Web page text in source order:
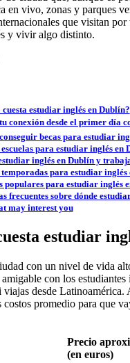
en vivo, zonas y parques
que visitan por
y vivir algo distinto.
cuesta estudiar inglés en Dublín?
conexión desde el primer día
becas para estudiar
para estudiar inglés en
inglés en Dublín y
para estudiar inglés
populares para estudiar inglés
frecuentes sobre dónde
may interest you
estudiar
con un nivel de vida
con los estudiantes
viajas desde Latinoamérica.
costos promedio para que
Precio
(en euros)